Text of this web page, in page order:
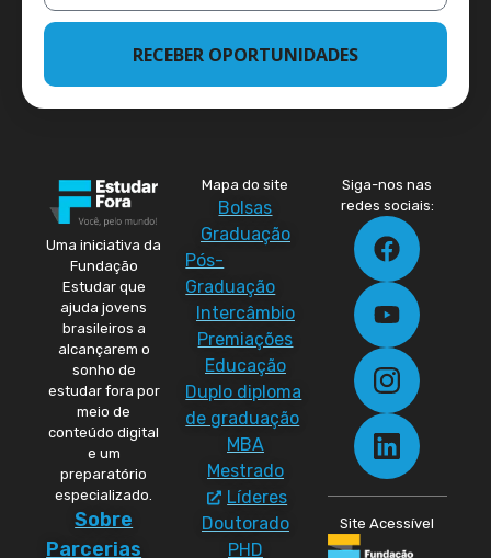
RECEBER OPORTUNIDADES
Uma iniciativa da
Fundação
Estudar que
ajuda jovens
brasileiros a
alcançarem o
sonho de
estudar fora por
meio de
conteúdo digital
e um
preparatório
especializado.
Sobre
Parcerias
Mapa do site
Bolsas
Graduação
Pós-
Graduação
Intercâmbio
Premiações
Educação
Duplo diploma
de graduação
MBA
Mestrado
Líderes
Doutorado
PHD
Siga-nos nas
redes sociais:
Site Acessível